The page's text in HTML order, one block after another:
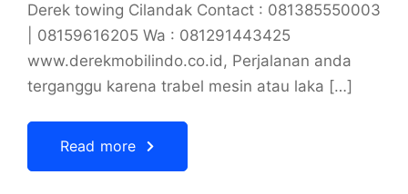
Derek towing Cilandak Contact : 081385550003
| 08159616205 Wa : 081291443425
www.derekmobilindo.co.id, Perjalanan anda
terganggu karena trabel mesin atau laka […]
Read more